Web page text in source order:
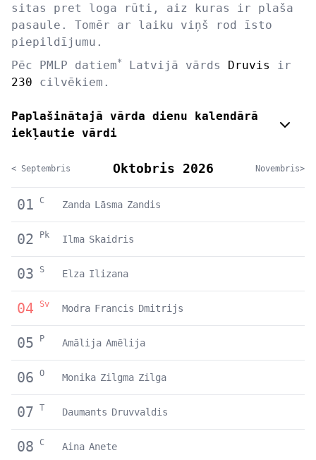
sitas pret loga rūti, aiz kuras ir plaša
pasaule. Tomēr ar laiku viņš rod īsto
piepildījumu.
Pēc PMLP datiem* Latvijā vārds Druvis
ir
230 cilvēkiem.
Paplašinātajā vārda dienu kalendārā
iekļautie vārdi
< Septembris Oktobris 2026 Novembris>
01 C Zanda Lāsma Zandis
02 Pk Ilma Skaidris
03 S Elza Ilizana
04 Sv Modra Francis Dmitrijs
05 P Amālija Amēlija
06 O Monika Zilgma Zilga
07 T Daumants Druvvaldis
08 C Aina Anete